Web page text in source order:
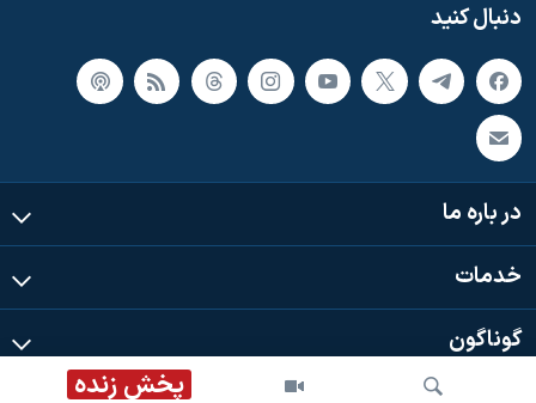
پخش زنده
دنبال کنید
در باره ما
خدمات
گوناگون